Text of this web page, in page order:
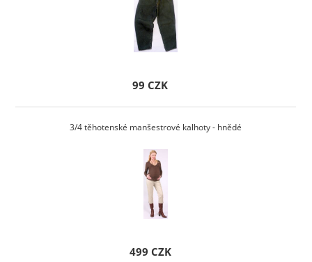
99 CZK
3/4 těhotenské manšestrové kalhoty - hnědé
499 CZK